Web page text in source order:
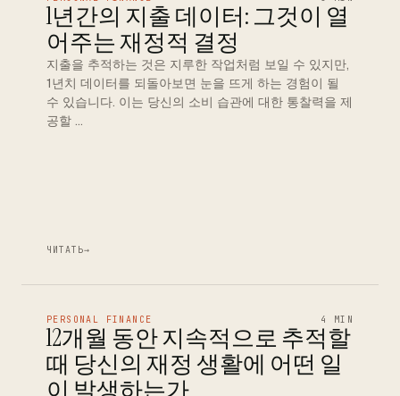
1년간의 지출 데이터: 그것이 열
어주는 재정적 결정
지출을 추적하는 것은 지루한 작업처럼 보일 수 있지만,
1년치 데이터를 되돌아보면 눈을 뜨게 하는 경험이 될
수 있습니다. 이는 당신의 소비 습관에 대한 통찰력을 제
공할 …
ЧИТАТЬ→
PERSONAL FINANCE 4 MIN
12개월 동안 지속적으로 추적할
때 당신의 재정 생활에 어떤 일
이 발생하는가